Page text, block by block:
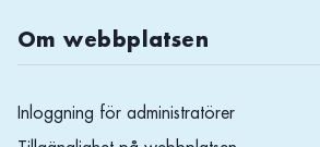
Om webbplatsen
Inloggning för administratörer